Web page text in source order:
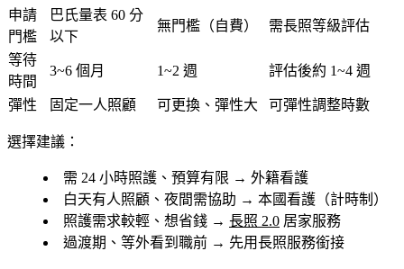
申請
門檻
巴氏量表 60 分
以下
無門檻（自費） 需長照等級評估
等待
時間
3~6 個月 1~2 週 評估後約 1~4 週
彈性 固定一人照顧 可更換、彈性大 可彈性調整時數
選擇建議：
需 24 小時照護、預算有限 → 外籍看護
白天有人照顧、夜間需協助 → 本國看護（計時制）
照護需求較輕、想省錢 → 長照 2.0 居家服務
過渡期、等外看到職前 → 先用長照服務銜接